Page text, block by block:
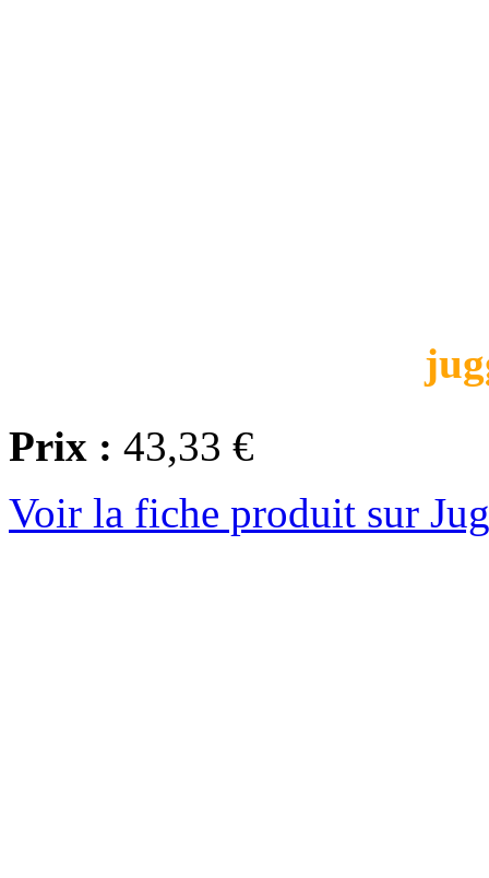
Prix : 43,33 €
Voir la fiche produit sur